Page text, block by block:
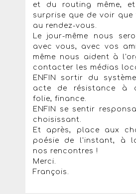
et du routing même,
surprise que de voir que
au rendez-vous.
Le jour-même nous
avec vous, avec vos
même nous aident à
contacter les médias
ENFIN sortir du
acte de résistance à
folie, finance.
ENFIN se sentir
choisissant.
Et après, place aux
poésie de l'instant, à
nos rencontres !
Merci.
François.